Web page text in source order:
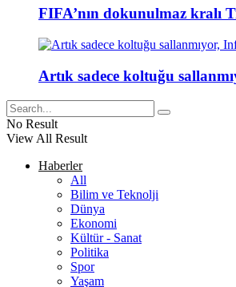
FIFA’nın dokunulmaz kralı
Artık sadece koltuğu
No Result
View All Result
Haberler
All
Bilim ve Teknolji
Dünya
Ekonomi
Kültür - Sanat
Politika
Spor
Yaşam